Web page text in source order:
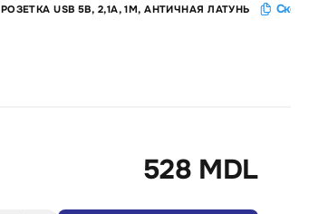
РОЗЕТКА USB 5В, 2,1A, 1M, АНТИЧНАЯ ЛАТУНЬ
528 MDL